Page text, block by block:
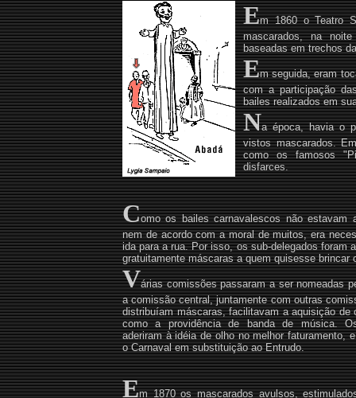
Em 1860 o Teatro
mascarados, na
baseadas em trechos
Em seguida, eram
com a participação
bailes realizados em
Na época, havia o
vistos mascarados.
como os famosos
disfarces.
Como os bailes carnavalescos não estavam
nem de acordo com a moral de muitos, era
ida para a rua. Por isso, os sub-delegados foram
gratuitamente máscaras a quem quisesse brincar
Várias comissões passaram a ser nomeadas
a comissão central, juntamente com outras
distribuíam máscaras, facilitavam a aquisição de
como a providência de banda de música.
aderiram à idéia de olho no melhor faturamento,
o Carnaval emsubstituição ao Entrudo.
Em 1870 os mascarados avulsos,